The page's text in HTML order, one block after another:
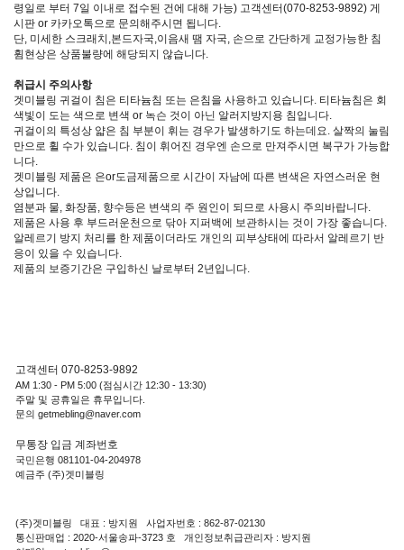
령일로 부터 7일 이내로 접수된 건에 대해 가능) 고객센터(070-8253-9892) 게
시판 or 카카오톡으로 문의해주시면 됩니다.
단, 미세한 스크래치,본드자국,이음새 땜 자국, 손으로 간단하게 교정가능한 침
휨현상은 상품불량에 해당되지 않습니다.
취급시 주의사항
겟미블링 귀걸이 침은 티타늄침 또는 은침을 사용하고 있습니다. 티타늄침은 회
색빛이 도는 색으로 변색 or 녹슨 것이 아닌 알러지방지용 침입니다.
귀걸이의 특성상 얇은 침 부분이 휘는 경우가 발생하기도 하는데요. 살짝의 눌림
만으로 휠 수가 있습니다. 침이 휘어진 경우엔 손으로 만져주시면 복구가 가능합
니다.
겟미블링 제품은 은or도금제품으로 시간이 자남에 따른 변색은 자연스러운 현
상입니다.
염분과 물, 화장품, 향수등은 변색의 주 원인이 되므로 사용시 주의바랍니다.
제품은 사용 후 부드러운천으로 닦아 지퍼백에 보관하시는 것이 가장 좋습니다.
알레르기 방지 처리를 한 제품이더라도 개인의 피부상태에 따라서 알레르기 반
응이 있을 수 있습니다.
제품의 보증기간은 구입하신 날로부터 2년입니다.
고객센터 070-8253-9892
AM 1:30 - PM 5:00 (점심시간 12:30 - 13:30)
주말 및 공휴일은 휴무입니다.
문의 getmebling@naver.com
무통장 입금 계좌번호
국민은행 081101-04-204978
예금주 (주)겟미블링
(주)겟미블링 대표 : 방지원 사업자번호 : 862-87-02130
통신판매업 : 2020-서울송파-3723 호 개인정보취급관리자 : 방지원